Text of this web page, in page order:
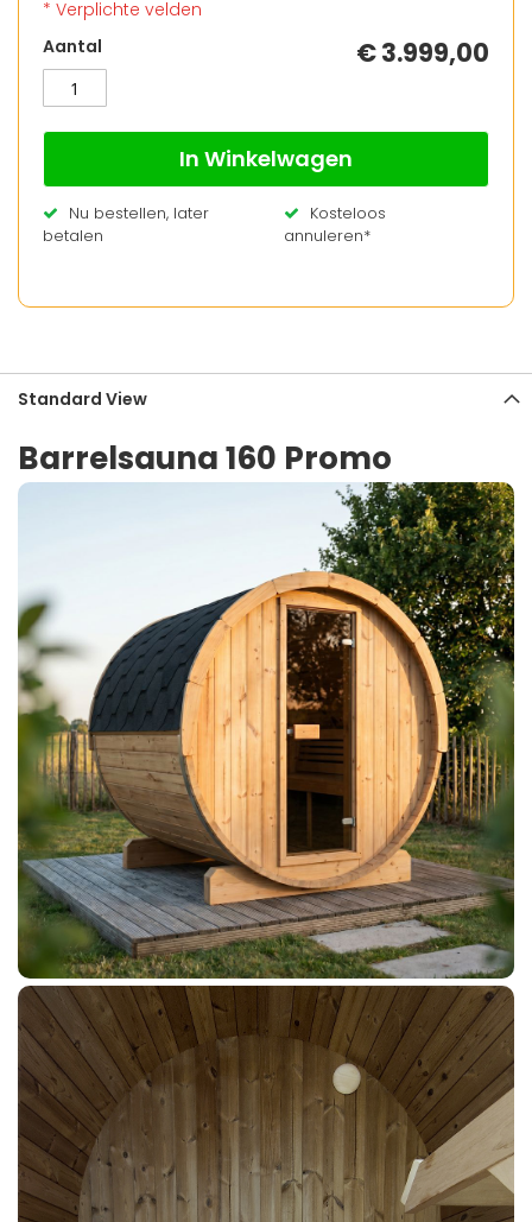
* Verplichte velden
BUITENSAUNA
BARRELSAUNA
Op
voorraad
Aantal
In Winkelwagen
Nu bestellen, later
betalen
Kosteloos
annuleren*
€ 3.999,00
Standard View
Barrelsauna 160 Promo